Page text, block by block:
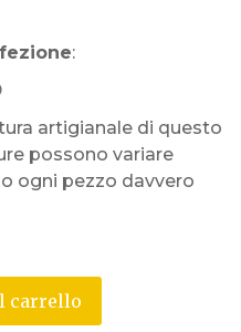
:
artigianale di questo
possono variare
ogni pezzo davvero
carrello